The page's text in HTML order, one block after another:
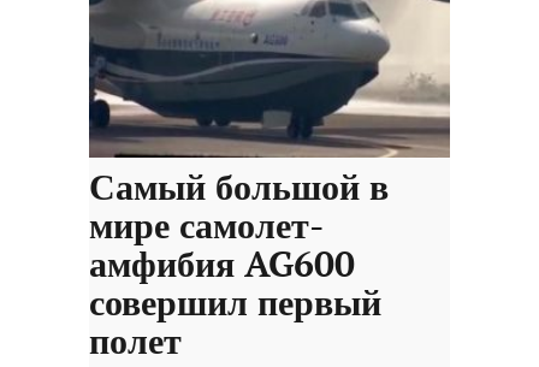
Самый большой в
мире самолет-
амфибия AG600
совершил первый
полет